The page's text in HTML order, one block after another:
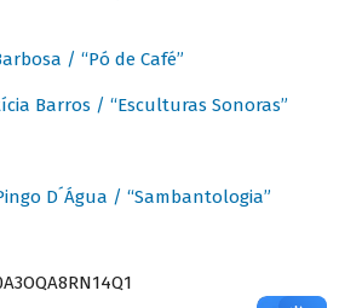
/ “Pó de Café”
Barros / “Esculturas Sonoras”
D´Água / “Sambantologia”